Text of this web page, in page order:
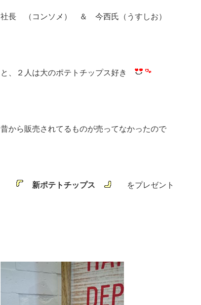
社長 （コンソメ） ＆ 今西氏（うすしお）
と、２人は大のポテトチップス好き
昔から販売されてるものが売ってなかったので
新ポテトチップス をプレゼント